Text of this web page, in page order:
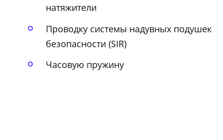
натяжители
Проводку системы надувных подушек
безопасности (SIR)
Часовую пружину